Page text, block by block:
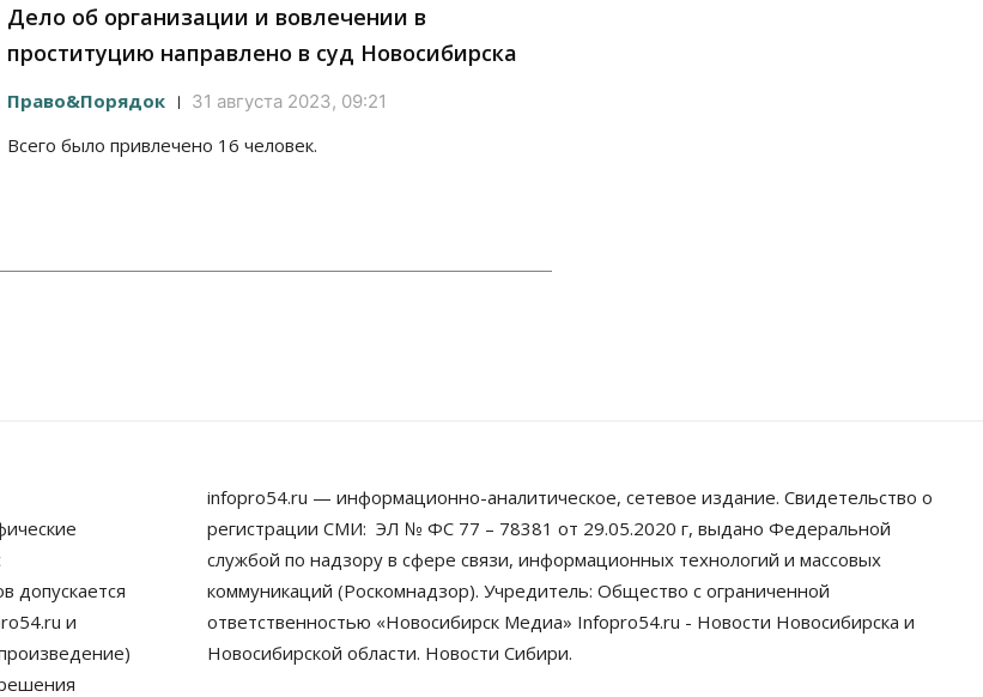
Дело об организации и вовлечении в
проституцию направлено в суд Новосибирска
Право&Порядок 31 августа 2023, 09:21
Всего было привлечено 16 человек.
Жители Новосибирска смогут
добровольно повысить свою
пенсию
07 Августа 2026, 11:30
Общество
Деньгами будут распоряжаться
допускается
и
infopro54.ru — информационно-аналитическое, сетевое издание. Свидетельство о
регистрации СМИ: ЭЛ № ФС 77 – 78381 от 29.05.2020 г, выдано Федеральной
службой по надзору в сфере связи, информационных технологий и массовых
коммуникаций (Роскомнадзор). Учредитель: Общество с ограниченной
ответственностью «Новосибирск Медиа» Infopro54.ru - Новости Новосибирска и
Новосибирской области. Новости Сибири.